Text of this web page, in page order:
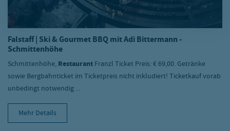
Falstaff | Ski & Gourmet BBQ mit Adi Bittermann -
Schmittenhöhe
Schmittenhöhe, Restaurant Franzl Ticket Preis: € 69,00. Getränke
sowie Bergbahnticket im Ticketpreis nicht inkludiert! Ticketkauf vorab
unbedingt notwendig ...
Mehr Details